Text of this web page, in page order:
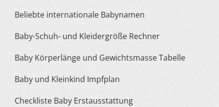
Beliebte internationale Babynamen
Baby-Schuh- und Kleidergröße Rechner
Baby Körperlänge und Gewichtsmasse Tabelle
Baby und Kleinkind Impfplan
Checkliste Baby Erstausstattung